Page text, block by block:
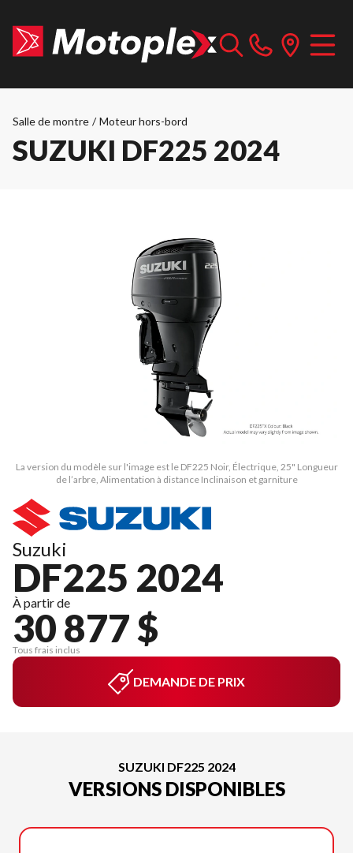
Salle de montre / Moteur hors-bord
SUZUKI DF225 2024
La version du modèle sur l'image est le DF225 Noir, Électrique, 25" Longueur
de l’arbre, Alimentation à distance Inclinaison et garniture
Suzuki
DF225 2024
À partir de
30 877 $
Tous frais inclus
DEMANDE DE PRIX
SUZUKI DF225 2024
VERSIONS DISPONIBLES